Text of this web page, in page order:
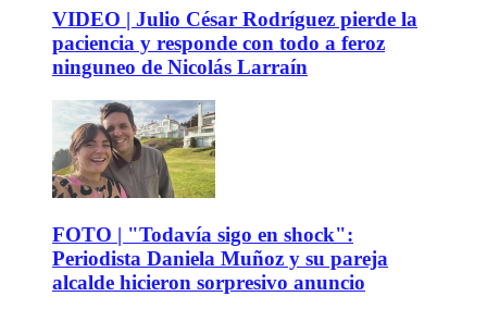
VIDEO | Julio César Rodríguez pierde la
paciencia y responde con todo a feroz
ninguneo de Nicolás Larraín
FOTO | "Todavía sigo en shock":
Periodista Daniela Muñoz y su pareja
alcalde hicieron sorpresivo anuncio